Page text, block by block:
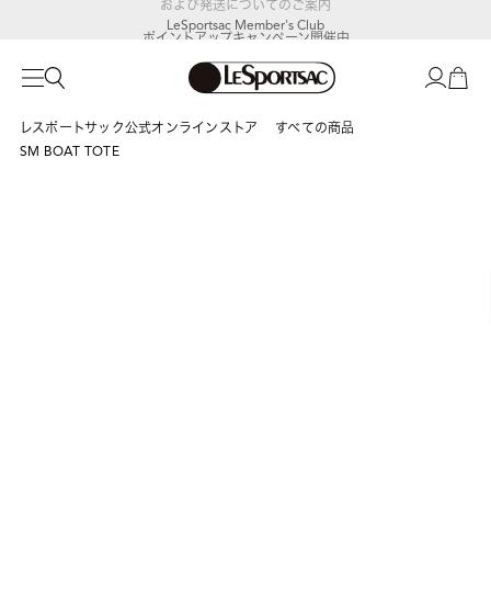
LeSportsac Member's Club
ポイントアップキャンペーン開催中
レスポートサック公式オンラインストア
すべての商品
SM BOAT TOTE